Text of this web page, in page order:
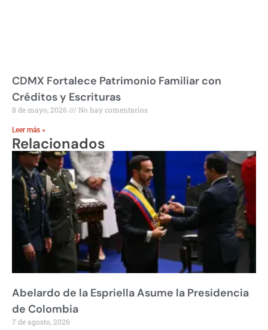
CDMX Fortalece Patrimonio Familiar con
Créditos y Escrituras
8 de mayo, 2026 No hay comentarios
Leer más »
Relacionados
Abelardo de la Espriella Asume la Presidencia
de Colombia
7 de agosto, 2026